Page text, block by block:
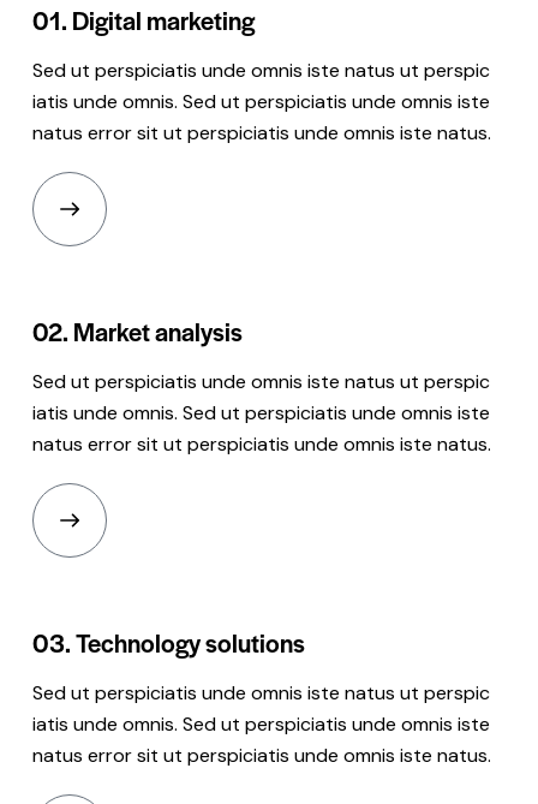
01. Digital marketing
Sed ut perspiciatis unde omnis iste natus ut perspic
iatis unde omnis. Sed ut perspiciatis unde omnis iste
natus error sit ut perspiciatis unde omnis iste natus.
02. Market analysis
Sed ut perspiciatis unde omnis iste natus ut perspic
iatis unde omnis. Sed ut perspiciatis unde omnis iste
natus error sit ut perspiciatis unde omnis iste natus.
03.Technology solutions
Sed ut perspiciatis unde omnis iste natus ut perspic
iatis unde omnis. Sed ut perspiciatis unde omnis iste
natus error sit ut perspiciatis unde omnis iste natus.